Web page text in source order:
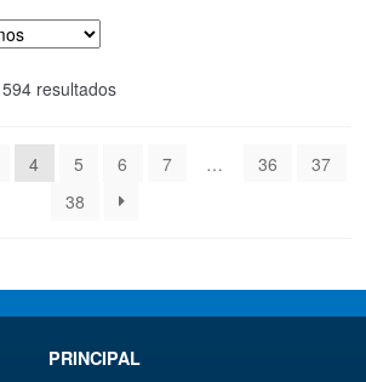
resultadosOrdenado
últimos
4 5 6 7 … 36
37
38
PRINCIPAL